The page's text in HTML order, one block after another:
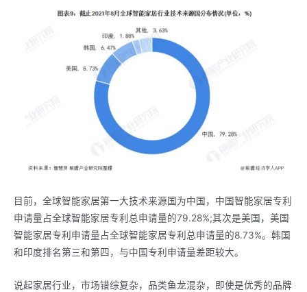
目前，全球智能家居第一大技术来源国为中国，中国智能家居专利
申请量占全球智能家居专利总申请量的79.28%;其次是美国，美国
智能家居专利申请量占全球智能家居专利总申请量的8.73%。韩国
和印度排名第三和第四，与中国专利申请量差距较大。
说起家居行业，市场错综复杂，品类鱼龙混杂，即使是优秀的品牌